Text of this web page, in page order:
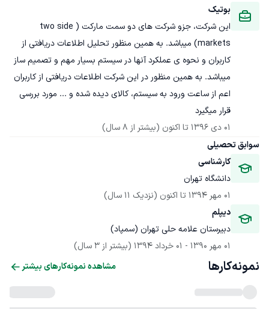
بوتیک
این شرکت، جزو شرکت های دو سمت مارکت (two side
markets) میباشد. به همین منظور تحلیل اطلاعات دریافتی از
کاربران و نحوه ی عملکرد آنها در سیستم بسیار مهم و تصمیم ساز
میباشد. به همین منظور در این شرکت اطلاعات دریافتی از کاربران
اعم از ساعت ورود به سیستم، کالای دیده شده و ... مورد بررسی
قرار میگیرد
01 دی 1396
تا اکنون (بیشتر از 8 سال)
سوابق تحصیلی
کارشناسی
دانشگاه تهران
01 مهر 1394
تا اکنون (نزدیک 11 سال)
دیپلم
دبیرستان علامه حلی تهران (سمپاد)
01 مهر 1390
- 01 خرداد 1394 (بیشتر از 3 سال)
نمونه‌کارها مشاهده نمونه‌کارهای بیشتر